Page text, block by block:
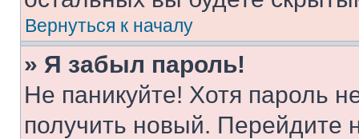
Вернуться к началу
» Я забыл пароль!
Не паникуйте! Хотя пароль
получить новый. Перейдите